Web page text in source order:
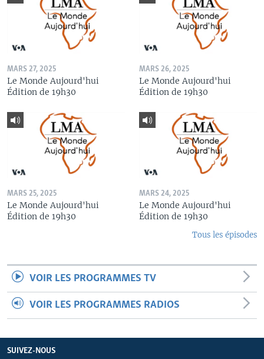
MARS 27, 2025
Le Monde Aujourd'hui
Édition de 19h30
MARS 26, 2025
Le Monde Aujourd'hui
Édition de 19h30
MARS 25, 2025
Le Monde Aujourd'hui
Édition de 19h30
MARS 24, 2025
Le Monde Aujourd'hui
Édition de 19h30
Tous les épisodes
VOIR LES PROGRAMMES TV
VOIR LES PROGRAMMES RADIOS
SUIVEZ-NOUS